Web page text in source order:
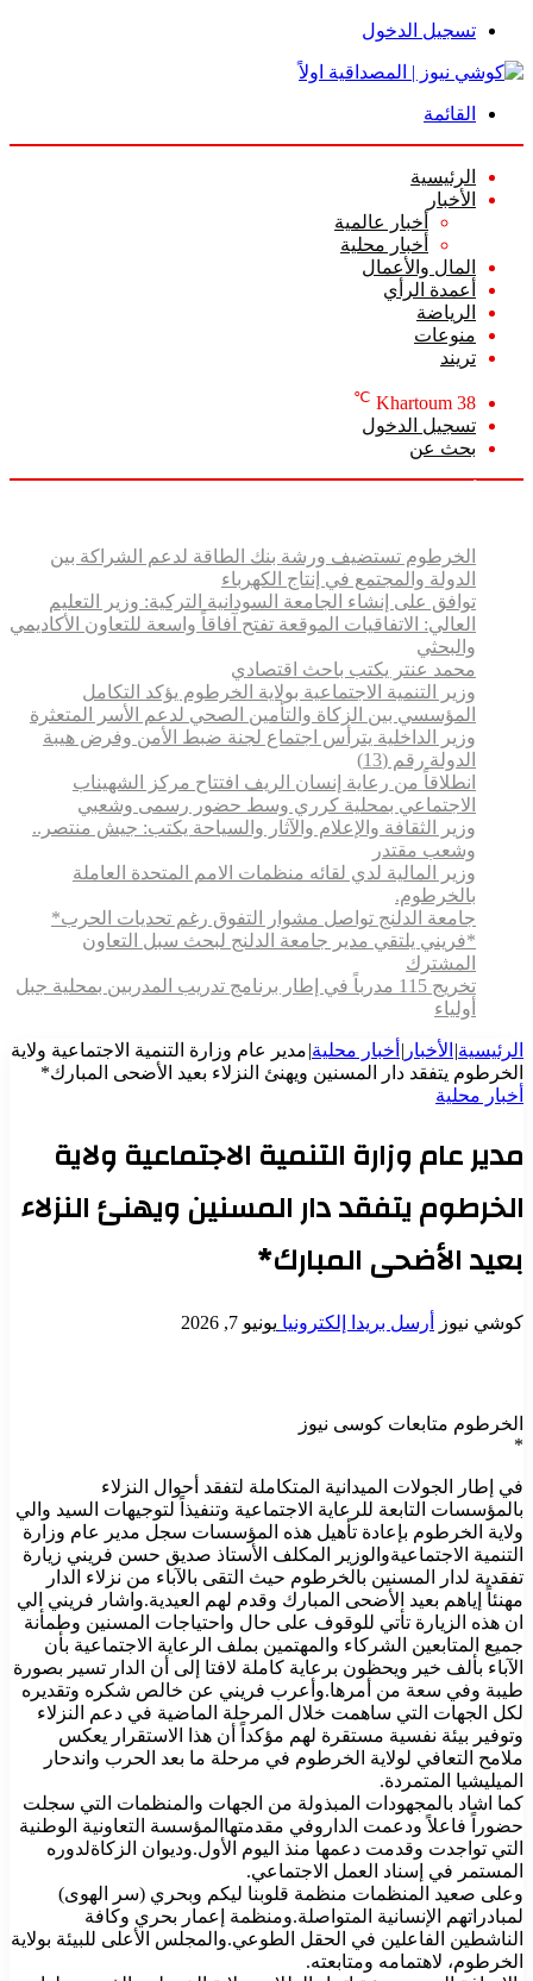
تسجيل الدخول
القائمة
الرئيسية
الأخبار
أخبار عالمية
أخبار محلية
المال والأعمال
أعمدة الرأي
الرياضة
منوعات
تريند
Khartoum 38
℃
تسجيل الدخول
بحث عن
الخرطوم تستضيف ورشة بنك الطاقة لدعم الشراكة بين
الدولة والمجتمع في إنتاج الكهرباء
توافق على إنشاء الجامعة السودانية التركية: وزير التعليم
العالي: الاتفاقيات الموقعة تفتح آفاقاً واسعة للتعاون الأكاديمي
والبحثي
محمد عنتر يكتب باحث اقتصادي
وزير التنمية الاجتماعية بولاية الخرطوم يؤكد التكامل
المؤسسي بين الزكاة والتأمين الصحي لدعم الأسر المتعثرة
وزير الداخلية يترأس اجتماع لجنة ضبط الأمن وفرض هيبة
الدولة رقم (13)
انطلاقاً من رعاية إنسان الريف افتتاح مركز الشهيناب
الاجتماعي بمحلية كرري وسط حضور رسمى وشعبي
وزير الثقافة والإعلام والآثار والسياحة يكتب: جيش منتصر..
وشعب مقتدر
وزير المالية لدي لقائه منظمات الامم المتحدة العاملة
بالخرطوم.
جامعة الدلنج تواصل مشوار التفوق رغم تحديات الحرب*
*فريني يلتقي مدير جامعة الدلنج لبحث سبل التعاون
المشترك
تخريج 115 مدرباً في إطار برنامج تدريب المدربين بمحلية جبل
أولياء
الرئيسية| الأخبار | أخبار محلية|مدير عام وزارة التنمية الاجتماعية ولاية
الخرطوم يتفقد دار المسنين ويهنئ النزلاء بعيد الأضحى المبارك*
أخبار محلية
مدير عام وزارة التنمية الاجتماعية ولاية
الخرطوم يتفقد دار المسنين ويهنئ النزلاء
بعيد الأضحى المبارك*
كوشي نيوز أرسل بريدا إلكترونيا يونيو 7, 2026
الخرطوم متابعات كوسى نيوز
*
في إطار الجولات الميدانية المتكاملة لتفقد أحوال النزلاء
بالمؤسسات التابعة للرعاية الاجتماعية وتنفيذاً لتوجيهات السيد والي
ولاية الخرطوم بإعادة تأهيل هذه المؤسسات سجل مدير عام وزارة
التنمية الاجتماعيةوالوزير المكلف الأستاذ صديق حسن فريني زيارة
تفقدية لدار المسنين بالخرطوم حيث التقى بالآباء من نزلاء الدار
مهنئاً إياهم بعيد الأضحى المبارك وقدم لهم العيدية.واشار فريني الي
ان هذه الزيارة تأتي للوقوف على حال واحتياجات المسنين وطمأنة
جميع المتابعين الشركاء والمهتمين بملف الرعاية الاجتماعية بأن
الآباء بألف خير ويحظون برعاية كاملة لافتا إلى أن الدار تسير بصورة
طيبة وفي سعة من أمرها.وأعرب فريني عن خالص شكره وتقديره
لكل الجهات التي ساهمت خلال المرحلة الماضية في دعم النزلاء
وتوفير بيئة نفسية مستقرة لهم مؤكداً أن هذا الاستقرار يعكس
ملامح التعافي لولاية الخرطوم في مرحلة ما بعد الحرب واندحار
الميليشيا المتمردة.
كما اشاد بالمجهودات المبذولة من الجهات والمنظمات التي سجلت
حضوراً فاعلاً ودعمت الداروفي مقدمتهاالمؤسسة التعاونية الوطنية
التي تواجدت وقدمت دعمها منذ اليوم الأول.وديوان الزكاةلدوره
المستمر في إسناد العمل الاجتماعي.
وعلى صعيد المنظمات منظمة قلوبنا ليكم وبحري (سر الهوى)
لمبادراتهم الإنسانية المتواصلة.ومنظمة إعمار بحري وكافة
الناشطين الفاعلين في الحقل الطوعي.والمجلس الأعلى للبيئة بولاية
الخرطوم، لاهتمامه ومتابعته.